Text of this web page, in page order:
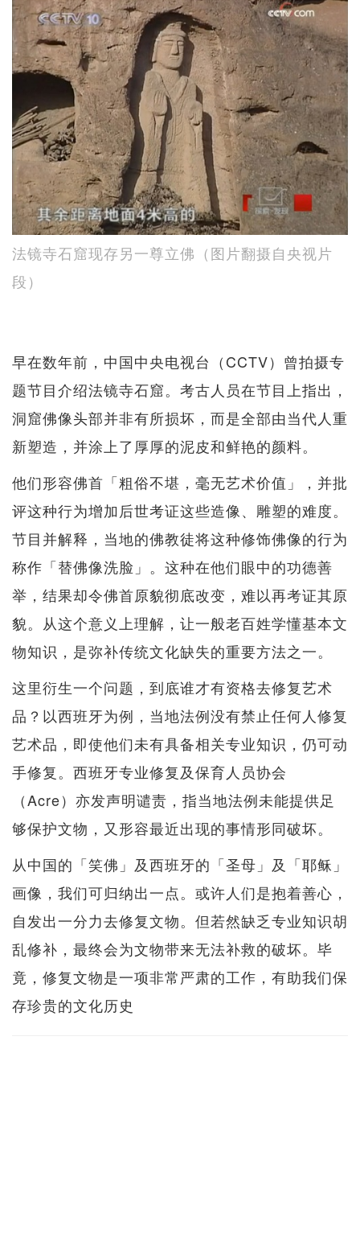
法镜寺石窟现存另一尊立佛（图片翻摄自央视片
段）
早在数年前，中国中央电视台（CCTV）曾拍摄专
题节目介绍法镜寺石窟。考古人员在节目上指出，
洞窟佛像头部并非有所损坏，而是全部由当代人重
新塑造，并涂上了厚厚的泥皮和鲜艳的颜料。
他们形容佛首「粗俗不堪，毫无艺术价值」，并批
评这种行为增加后世考证这些造像、雕塑的难度。
节目并解释，当地的佛教徒将这种修饰佛像的行为
称作「替佛像洗脸」。这种在他们眼中的功德善
举，结果却令佛首原貌彻底改变，难以再考证其原
貌。从这个意义上理解，让一般老百姓学懂基本文
物知识，是弥补传统文化缺失的重要方法之一。
这里衍生一个问题，到底谁才有资格去修复艺术
品？以西班牙为例，当地法例没有禁止任何人修复
艺术品，即使他们未有具备相关专业知识，仍可动
手修复。西班牙专业修复及保育人员协会
（Acre）亦发声明谴责，指当地法例未能提供足
够保护文物，又形容最近出现的事情形同破坏。
从中国的「笑佛」及西班牙的「圣母」及「耶稣」
画像，我们可归纳出一点。或许人们是抱着善心，
自发出一分力去修复文物。但若然缺乏专业知识胡
乱修补，最终会为文物带来无法补救的破坏。毕
竟，修复文物是一项非常严肃的工作，有助我们保
存珍贵的文化历史